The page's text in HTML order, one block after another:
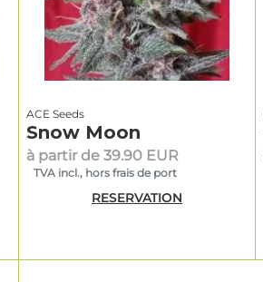
ACE Seeds
Snow Moon
à partir de 39.90 EUR
TVA incl., hors frais de port
RESERVATION